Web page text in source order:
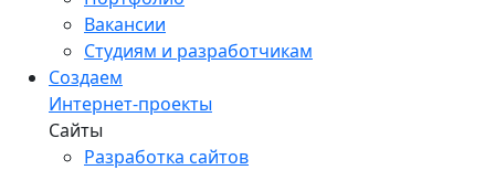
Вакансии
Студиям и разработчикам
Создаем
Интернет-проекты
Сайты
Разработка сайтов